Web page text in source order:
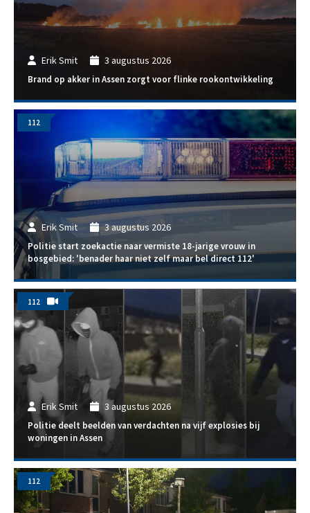
Erik Smit 3 augustus 2026
Brand op akker in Assen zorgt voor flinke rookontwikkeling
Erik Smit 3 augustus 2026
Politie start zoekactie naar vermiste 18-jarige vrouw in
bosgebied: 'benader haar niet zelf maar bel direct 112'
112
Erik Smit 3 augustus 2026
Politie deelt beelden van verdachten na vijf explosies bij
woningen in Assen
112
112